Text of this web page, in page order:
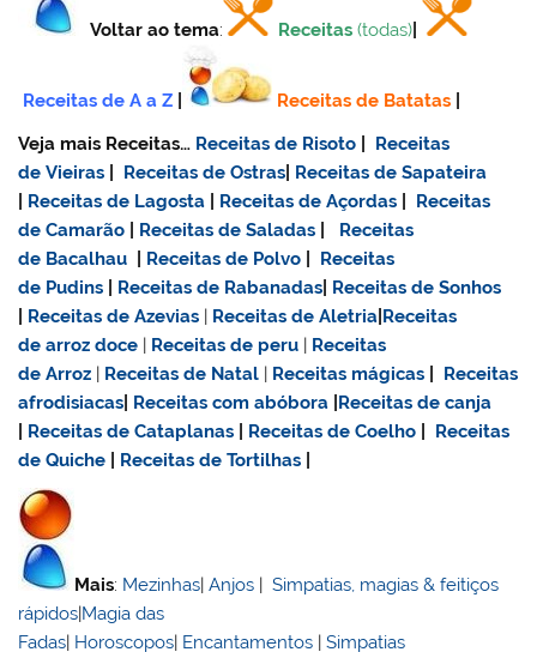
Voltar ao tema: Receitas (todas)
Receitas de A a Z Receitas de Batatas
Veja mais Receitas… Receitas de Risoto
Receitas
de Vieiras
Receitas de Ostras Receitas de Sapateira
Receitas de Lagosta Receitas de Açordas
Receitas
de Camarão
Receitas de Saladas
Receitas
de Bacalhau
Receitas de Polvo
Receitas
de Pudins
Receitas de Rabanadas Receitas de Sonhos
Receitas de Azevias | Receitas de Aletria Receitas
dearroz doce | Receitas de peru | Receitas
de Arroz | Receitas de Natal | Receitas mágicas
Receitas
afrodisiacas Receitas com abóbora Receitas de canja
Receitas de Cataplanas Receitas de Coelho
Receitas
de Quiche
Receitas de Tortilhas
Mais: Mezinhas|Anjos |Simpatias, magias & feitiços
rápidos|Magia das
Fadas| Horoscopos| Encantamentos |Simpatias